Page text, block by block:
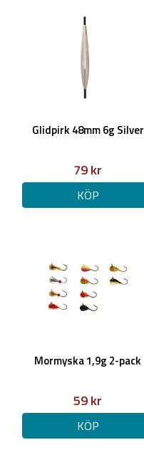
Glidpirk 48mm 6g Silver
79 kr
KÖP
Mormyska 1,9g 2-pack
59 kr
KÖP